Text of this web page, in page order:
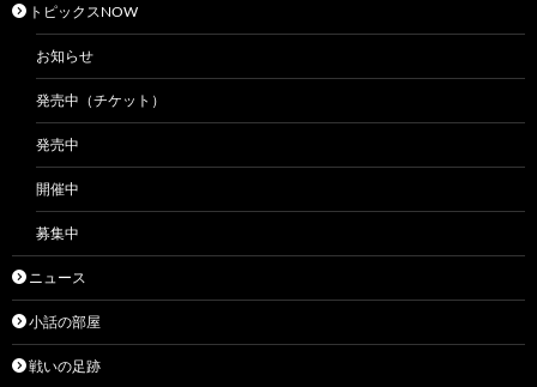
トピックスNOW
お知らせ
発売中（チケット）
発売中
開催中
募集中
ニュース
小話の部屋
戦いの足跡